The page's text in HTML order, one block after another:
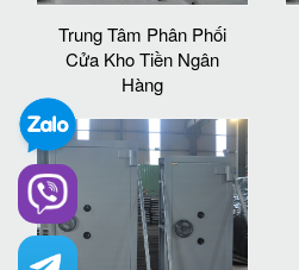
Trung Tâm Phân Phối
Cửa Kho Tiền Ngân
Hàng